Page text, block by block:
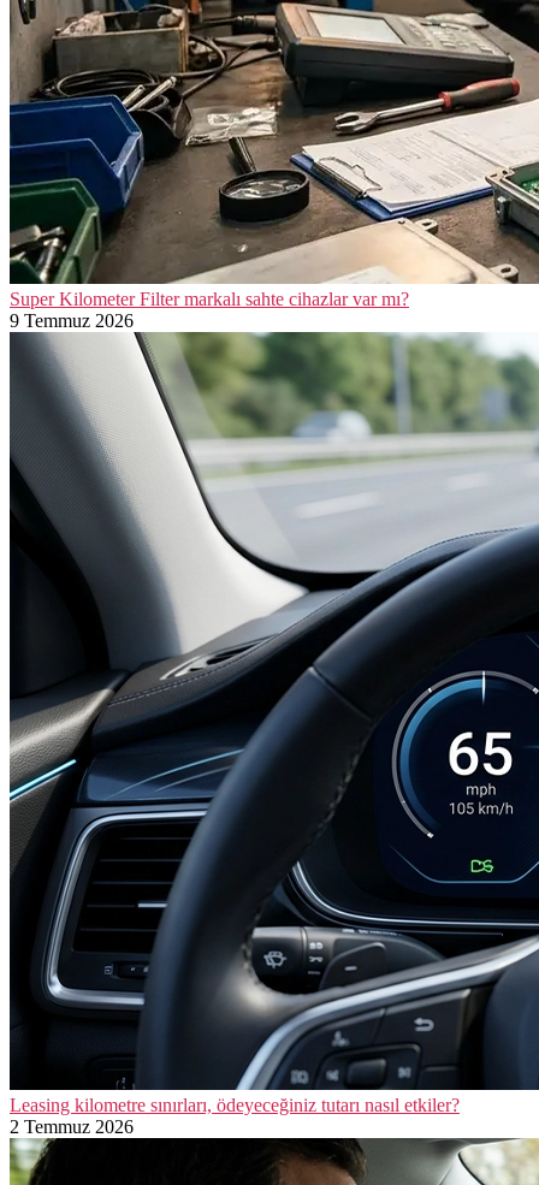
Super Kilometer Filter markalı sahte cihazlar var mı?
9 Temmuz 2026
Leasing kilometre sınırları, ödeyeceğiniz tutarı nasıl etkiler?
2 Temmuz 2026